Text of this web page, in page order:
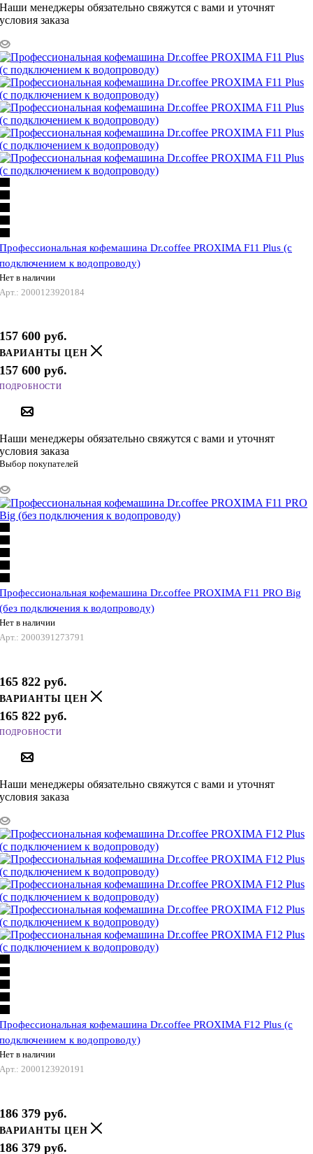
Наши менеджеры обязательно свяжутся с вами и уточнят
условия заказа
Профессиональная кофемашина Dr.coffee PROXIMA F11 Plus (с
подключением к водопроводу)
Нет в наличии
Арт.: 2000123920184
157 600 руб.
ВАРИАНТЫ ЦЕН
157 600 руб.
ПОДРОБНОСТИ
Наши менеджеры обязательно свяжутся с вами и уточнят
условия заказа
Выбор покупателей
Профессиональная кофемашина Dr.coffee PROXIMA F11 PRO Big
(без подключения к водопроводу)
Нет в наличии
Арт.: 2000391273791
165 822 руб.
ВАРИАНТЫ ЦЕН
165 822 руб.
ПОДРОБНОСТИ
Наши менеджеры обязательно свяжутся с вами и уточнят
условия заказа
Профессиональная кофемашина Dr.coffee PROXIMA F12 Plus (с
подключением к водопроводу)
Нет в наличии
Арт.: 2000123920191
186 379 руб.
ВАРИАНТЫ ЦЕН
186 379 руб.